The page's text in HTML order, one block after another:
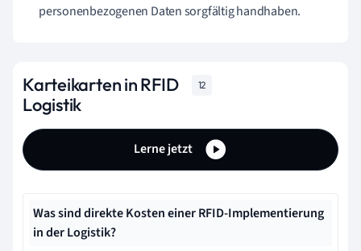
personenbezogenen Daten sorgfältig handhaben.
Karteikarten in RFID
Logistik
12
Lerne jetzt
Was sind direkte Kosten einer RFID-Implementierung
in der Logistik?